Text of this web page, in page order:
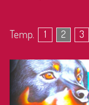
Temp. 1 2 3